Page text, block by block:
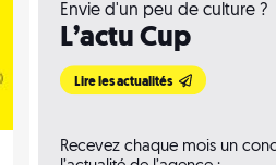
Envie d'un peu de culture ?
L’actu Cup
Lire les actualités
Recevez chaque mois un